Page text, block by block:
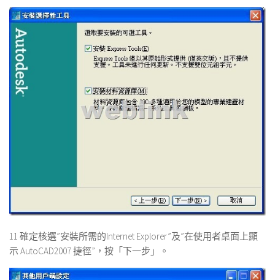
11 確定核選”安裝所需的Internet Explorer”及”在使用者桌面上顯
示 AutoCAD2007 捷徑”，按「下一步」。